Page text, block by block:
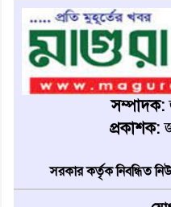
ঈদের
লোভ
কারা
ফুটবল
সম্পাদক:
প্রকাশক:
সরকার কর্তৃক নিবন্ধিত